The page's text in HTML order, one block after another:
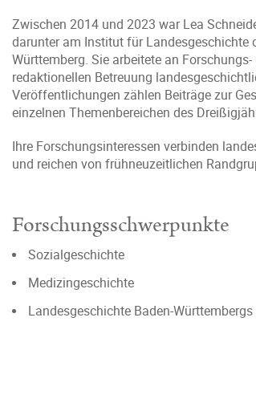
Zwischen 2014 und 2023 war Lea
darunter am Institut für Landesgeschichte
Württemberg. Sie arbeitete an
redaktionellen Betreuung
Veröffentlichungen zählen Beiträge zur
einzelnen Themenbereichen des
Ihre Forschungsinteressen verbinden
und reichen von frühneuzeitlichen
Forschungsschwerpunkte
Sozialgeschichte
Medizingeschichte
Landesgeschichte Baden-Württembergs